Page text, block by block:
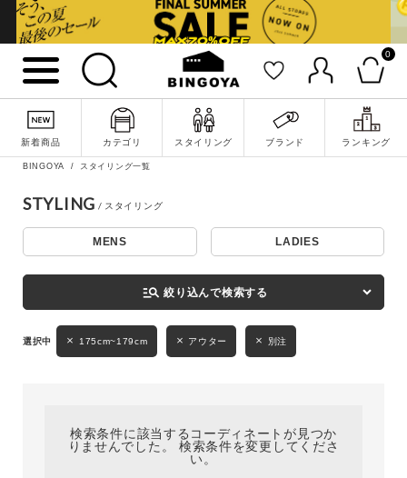
0
新着商品 カテゴリ スタイリング ブランド ランキング
詳細検索
LADIES
BINGOYA スタイリング一覧
STYLING
MENS LADIES
manage_search 絞り込んで検索する
175cm~179cm アウター 別注
検索条件に該当するコーディネートが見つか
りませんでした。 検索条件を変更してくださ
い。